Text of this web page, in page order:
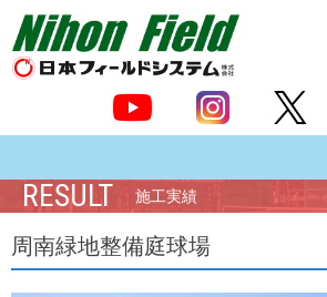
RESULT 施工実績
周南緑地整備庭球場